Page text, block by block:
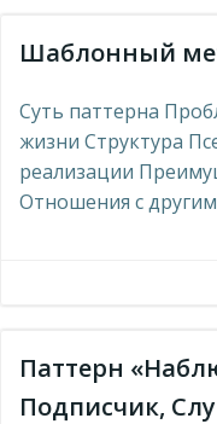
Шаблонный
Суть паттерна
жизни Структура
реализации
Отношения с
Паттерн
Подписчик,